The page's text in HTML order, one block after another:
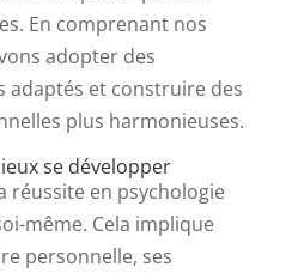
En comprenant nos
adopter des
adaptés et construire des
plus harmonieuses.
se développer
réussite en psychologie
même. Cela implique
personnelle, ses